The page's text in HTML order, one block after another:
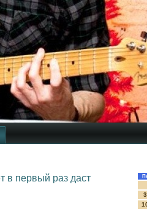
в первый раз даст
3